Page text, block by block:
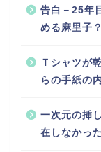
告白－25年
める麻里子？
Ｔシャツが
らの手紙の
一次元の挿
在しなかっ